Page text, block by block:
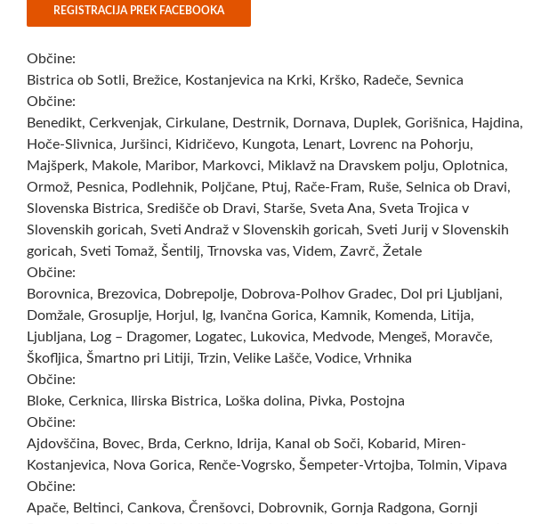
REGISTRACIJA PREK FACEBOOKA
Občine:
Bistrica ob Sotli, Brežice, Kostanjevica na Krki, Krško, Radeče, Sevnica
Občine:
Benedikt, Cerkvenjak, Cirkulane, Destrnik, Dornava, Duplek, Gorišnica, Hajdina,
Hoče-Slivnica, Juršinci, Kidričevo, Kungota, Lenart, Lovrenc na Pohorju,
Majšperk, Makole, Maribor, Markovci, Miklavž na Dravskem polju, Oplotnica,
Ormož, Pesnica, Podlehnik, Poljčane, Ptuj, Rače-Fram, Ruše, Selnica ob Dravi,
Slovenska Bistrica, Središče ob Dravi, Starše, Sveta Ana, Sveta Trojica v
Slovenskih goricah, Sveti Andraž v Slovenskih goricah, Sveti Jurij v Slovenskih
goricah, Sveti Tomaž, Šentilj, Trnovska vas, Videm, Zavrč, Žetale
Občine:
Borovnica, Brezovica, Dobrepolje, Dobrova-Polhov Gradec, Dol pri Ljubljani,
Domžale, Grosuplje, Horjul, Ig, Ivančna Gorica, Kamnik, Komenda, Litija,
Ljubljana, Log – Dragomer, Logatec, Lukovica, Medvode, Mengeš, Moravče,
Škofljica, Šmartno pri Litiji, Trzin, Velike Lašče, Vodice, Vrhnika
Občine:
Bloke, Cerknica, Ilirska Bistrica, Loška dolina, Pivka, Postojna
Občine:
Ajdovščina, Bovec, Brda, Cerkno, Idrija, Kanal ob Soči, Kobarid, Miren-
Kostanjevica, Nova Gorica, Renče-Vogrsko, Šempeter-Vrtojba, Tolmin, Vipava
Občine:
Apače, Beltinci, Cankova, Črenšovci, Dobrovnik, Gornja Radgona, Gornji